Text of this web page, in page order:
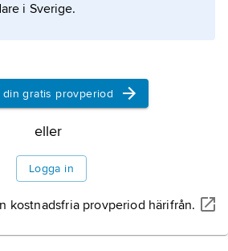
i Sverige.
din gratis provperiod
eller
Logga in
kostnadsfria provperiod härifrån.